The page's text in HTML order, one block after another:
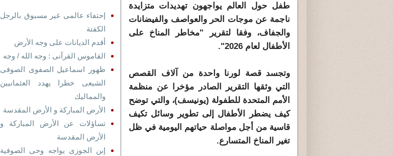
إحتفاء عالمى غير مسبوق بالرجل
الكفتة
أقدم الديانات على وجه الأرض
القاموس القرآنى : وجه الله / وجه
ظهور اسماعيل الصفوى الصوفى
الشيعى خطرا يهدد العثمانيين
والمماليك
الأرض المباركة و الأرض المقدسة
تساؤلات عن الأرض المباركة و
الأرض المقدسة
إبن الجوزى يواجه وحى الصوفية
طفل حول العالم يواجهون تهديدات متزايدة
ناجمة عن موجات الحر والعواصف والفيضانات
والجفاف، وفقا لتقرير "مخاطر المناخ على
الأطفال لعام 2026".
وتجسد قصة لورنا واحدة من آلاف القصص
التي وثقها التقرير الصادر مؤخرا عن منظمة
الأمم المتحدة للطفولة (يونيسف)، والتي توضح
كيف يضطر الأطفال إلى تطوير وسائل تكيف
قاسية من أجل مواصلة حياتهم اليومية في ظل
تغير المناخ المتسارع.